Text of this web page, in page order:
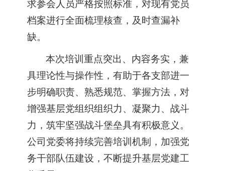
求参会人员严格按照标准，对现有党员
档案进行全面梳理核查，及时查漏补
缺。
本次培训重点突出、内容务实，兼
具理论性与操作性，有助于各支部进一
步明确职责、熟悉规范、掌握方法，对
增强基层党组织组织力、凝聚力、战斗
力，筑牢坚强战斗堡垒具有积极意义。
公司党委将持续完善培训机制，加强党
务干部队伍建设，不断提升基层党建工